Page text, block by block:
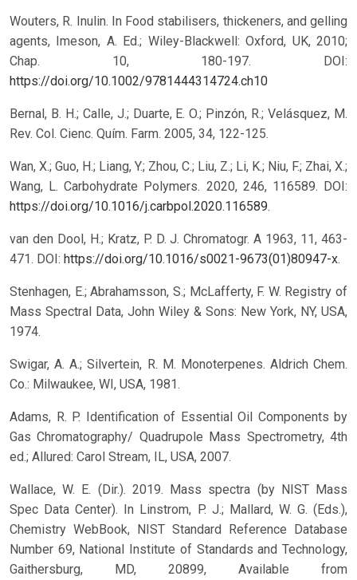
Wouters, R. Inulin. In Food stabilisers, thickeners, and gelling
agents, Imeson, A. Ed.; Wiley-Blackwell: Oxford, UK, 2010;
Chap. 10, 180-197. DOI:
https://doi.org/10.1002/9781444314724.ch10
Bernal, B. H.; Calle, J.; Duarte, E. O.; Pinzón, R.; Velásquez, M.
Rev. Col. Cienc. Quím. Farm. 2005, 34, 122-125.
Wan, X.; Guo, H.; Liang, Y.; Zhou, C.; Liu, Z.; Li, K.; Niu, F.; Zhai, X.;
Wang, L. Carbohydrate Polymers. 2020, 246, 116589. DOI:
https://doi.org/10.1016/j.carbpol.2020.116589.
van den Dool, H.; Kratz, P. D. J. Chromatogr. A 1963, 11, 463-
471. DOI: https://doi.org/10.1016/s0021-9673(01)80947-x.
Stenhagen, E.; Abrahamsson, S.; McLafferty, F. W. Registry of
Mass Spectral Data, John Wiley & Sons: New York, NY, USA,
1974.
Swigar, A. A.; Silvertein, R. M. Monoterpenes. Aldrich Chem.
Co.: Milwaukee, WI, USA, 1981.
Adams, R. P. Identification of Essential Oil Components by
Gas Chromatography/ Quadrupole Mass Spectrometry, 4th
ed.; Allured: Carol Stream, IL, USA, 2007.
Wallace, W. E. (Dir.). 2019. Mass spectra (by NIST Mass
Spec Data Center). In Linstrom, P. J.; Mallard, W. G. (Eds.),
Chemistry WebBook, NIST Standard Reference Database
Number 69, National Institute of Standards and Technology,
Gaithersburg, MD, 20899, Available from